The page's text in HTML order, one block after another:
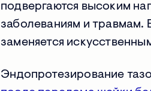
подвергаются высоким
заболеваниям и
заменяется
Эндопротезирование